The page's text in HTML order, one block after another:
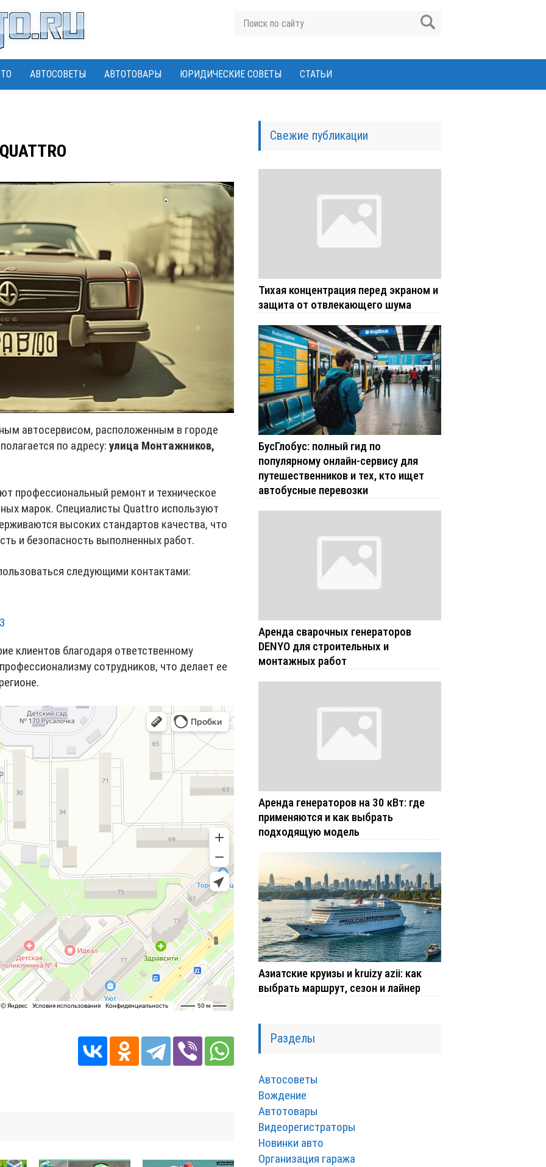
АВТОСОВЕТЫ АВТОТОВАРЫ ЮРИДИЧЕСКИЕ СОВЕТЫ СТАТЬИ
QUATTRO
автосервисом, расположенным в городе
по адресу: улица Монтажников,
профессиональный ремонт и техническое
марок. Специалисты Quattro используют
высоких стандартов качества, что
и безопасность выполненных работ.
следующими контактами:
клиентов благодаря ответственному
сотрудников, что делает ее
Свежие публикации
Тихая концентрация перед экраном и
защита от отвлекающего шума
БусГлобус: полный гид по
популярному онлайн-сервису для
путешественников и тех, кто ищет
автобусные перевозки
Аренда сварочных генераторов
DENYO для строительных и
монтажных работ
Аренда генераторов на 30 кВт: где
применяются и как выбрать
подходящую модель
Азиатские круизы и kruizy azii: как
выбрать маршрут, сезон и лайнер
Разделы
Автосоветы
Вождение
Автотовары
Видеорегистраторы
Новинки авто
Организация гаража